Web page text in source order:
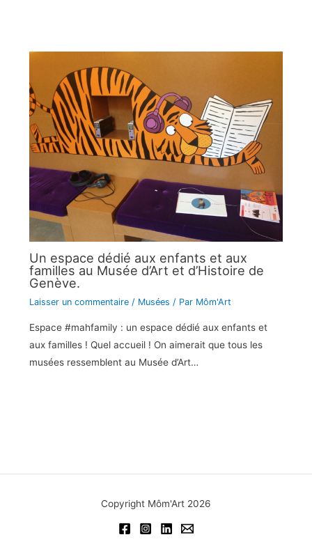
Un espace dédié aux enfants et aux
familles au Musée d’Art et d’Histoire de
Genève.
Laisser un commentaire / Musées / Par Môm'Art
Espace #mahfamily : un espace dédié aux enfants et
aux familles ! Quel accueil ! On aimerait que tous les
musées ressemblent au Musée d’Art…
Copyright Môm'Art 2026